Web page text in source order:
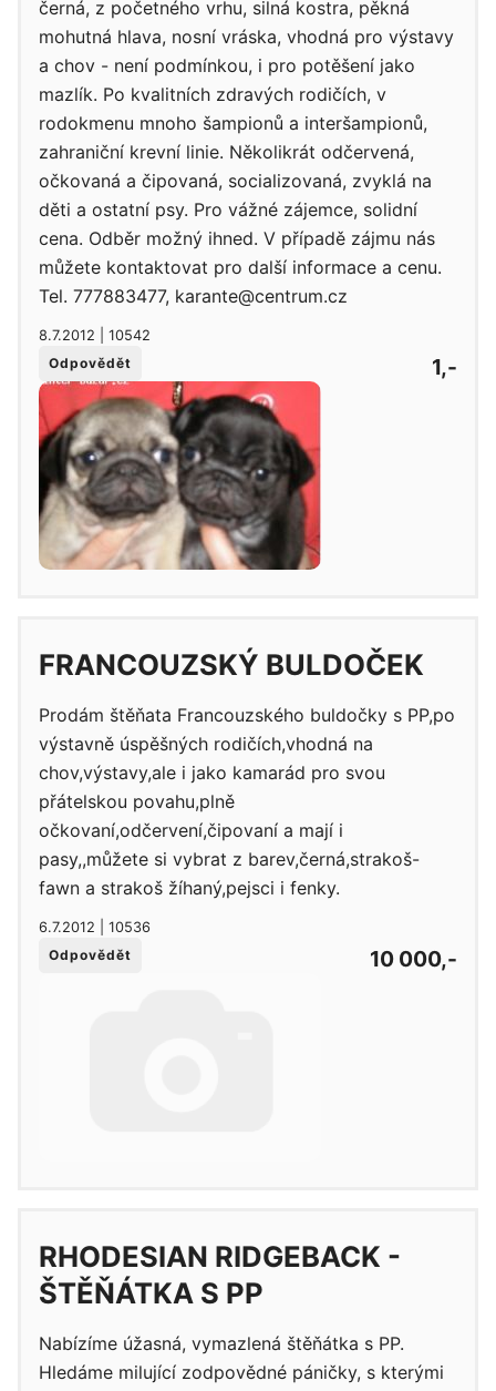
černá, z početného vrhu, silná kostra, pěkná
mohutná hlava, nosní vráska, vhodná pro výstavy
a chov - není podmínkou, i pro potěšení jako
mazlík. Po kvalitních zdravých rodičích, v
rodokmenu mnoho šampionů a interšampionů,
zahraniční krevní linie. Několikrát odčervená,
očkovaná a čipovaná, socializovaná, zvyklá na
děti a ostatní psy. Pro vážné zájemce, solidní
cena. Odběr možný ihned. V případě zájmu nás
můžete kontaktovat pro další informace a cenu.
Tel. 777883477, karante@centrum.cz
8.7.2012 | 10542
Odpovědět
1,-
FRANCOUZSKÝ BULDOČEK
Prodám štěňata Francouzského buldočky s PP,po
výstavně úspěšných rodičích,vhodná na
chov,výstavy,ale i jako kamarád pro svou
přátelskou povahu,plně
očkovaní,odčervení,čipovaní a mají i
pasy,,můžete si vybrat z barev,černá,strakoš-
fawn a strakoš žíhaný,pejsci i fenky.
6.7.2012 | 10536
Odpovědět
10 000,-
RHODESIAN RIDGEBACK -
ŠTĚŇÁTKA S PP
Nabízíme úžasná, vymazlená štěňátka s PP.
Hledáme milující zodpovědné páničky, s kterými